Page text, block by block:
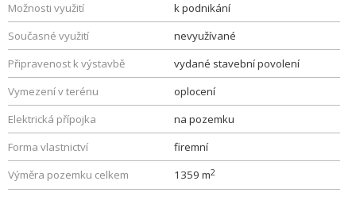
Možnosti využití
k podnikání
Současné využití
nevyužívané
Připravenost k výstavbě
vydané stavební povolení
Vymezení v terénu
oplocení
Elektrická přípojka
na pozemku
Forma vlastnictví
firemní
Výměra pozemku celkem
1359 m2